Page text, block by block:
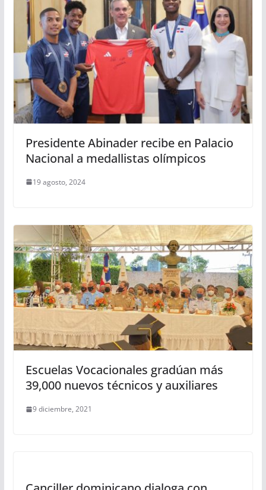
Presidente Abinader recibe en Palacio
Nacional a medallistas olímpicos
19 agosto, 2024
Escuelas Vocacionales gradúan más
39,000 nuevos técnicos y auxiliares
9 diciembre, 2021